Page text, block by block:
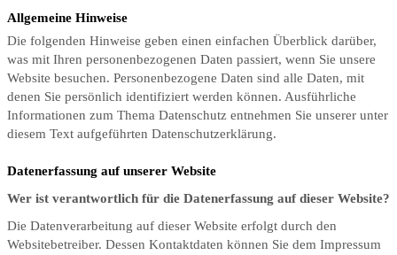
Allgemeine Hinweise
Die folgenden Hinweise geben einen einfachen Überblick darüber,
was mit Ihren personenbezogenen Daten passiert, wenn Sie unsere
Website besuchen. Personenbezogene Daten sind alle Daten, mit
denen Sie persönlich identifiziert werden können. Ausführliche
Informationen zum Thema Datenschutz entnehmen Sie unserer unter
diesem Text aufgeführten Datenschutzerklärung.
Datenerfassung auf unserer Website
Wer ist verantwortlich für die Datenerfassung auf dieser Website?
Die Datenverarbeitung auf dieser Website erfolgt durch den
Websitebetreiber. Dessen Kontaktdaten können Sie dem Impressum